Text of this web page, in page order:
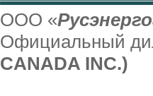
ООО «
Официальный
CANADA INC.)